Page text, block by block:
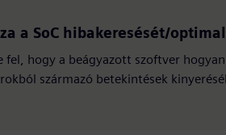
a SoC hibakeresését/
fel, hogy a beágyazott szoftver
származó betekintések